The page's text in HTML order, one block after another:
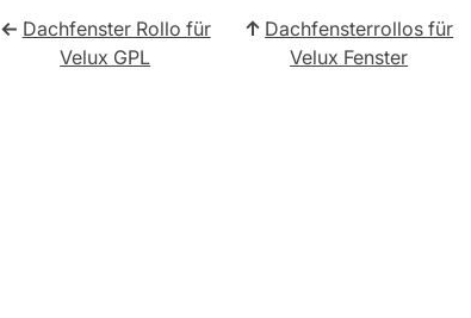
← Dachfenster Rollo für
Velux GPL
↑ Dachfensterrollos für
Velux Fenster